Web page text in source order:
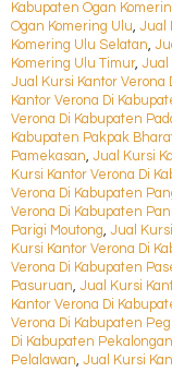
Kabupaten Ogan
Ogan Komering Ulu, Jual
Komering Ulu Selatan,
Komering Ulu Timur, Jual
Jual Kursi Kantor Verona
Kantor Verona Di
Verona Di Kabupaten
Kabupaten Pakpak
Pamekasan, Jual Kursi
Kursi Kantor Verona Di
Verona Di Kabupaten
Verona Di Kabupaten
Parigi Moutong, Jual
Kursi Kantor Verona Di
Verona Di Kabupaten
Pasuruan, Jual Kursi
Kantor Verona Di
Verona Di Kabupaten
Di Kabupaten Pekalongan
Pelalawan, Jual Kursi